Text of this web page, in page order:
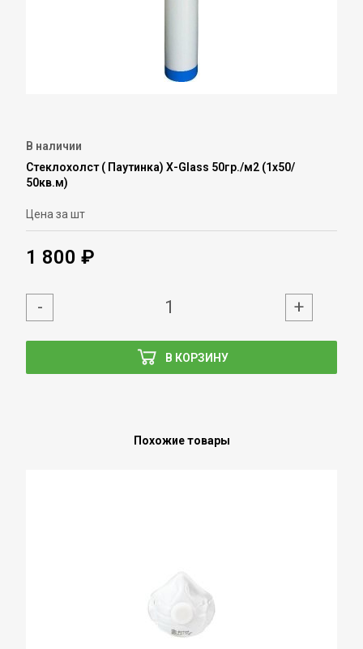
В наличии
Стеклохолст ( Паутинка) Х-Glass 50гр./м2 (1х50/
50кв.м)
Цена за шт
1 800 ₽
В КОРЗИНУ
- +
Похожие товары